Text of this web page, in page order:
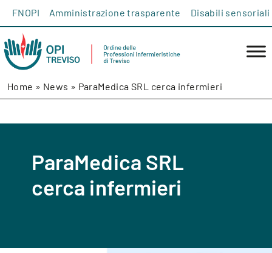
FNOPI Amministrazione trasparente Disabili sensoriali
Home » News » ParaMedica SRL cerca infermieri
ParaMedica SRL
cerca infermieri